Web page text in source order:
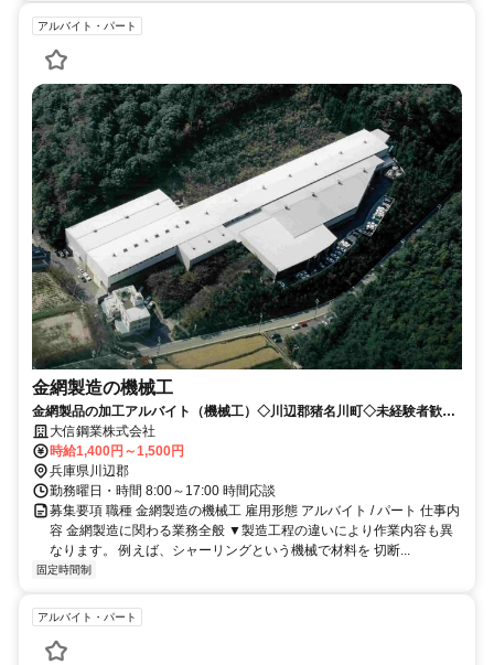
アルバイト・パート
金網製造の機械工
金網製品の加工アルバイト（機械工）◇川辺郡猪名川町◇未経験者歓迎
◇ゼロから育成！
大信鋼業株式会社
時給1,400円～1,500円
兵庫県川辺郡
勤務曜日・時間 8:00～17:00 時間応談
募集要項 職種 金網製造の機械工 雇用形態 アルバイト / パート 仕事内
容 金網製造に関わる業務全般 ▼製造工程の違いにより作業内容も異
なります。 例えば、シャーリングという機械で材料を 切断...
固定時間制
アルバイト・パート